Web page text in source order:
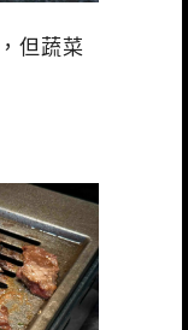
但蔬菜